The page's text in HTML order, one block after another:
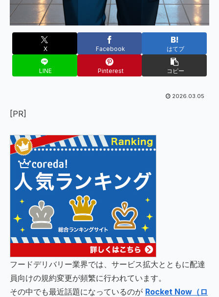
X Facebook はてブ
LINE Pinterest コピー
2026.03.05
[PR]
フードデリバリー業界では、サービス拡大とともに配達
員向けの規約変更が頻繁に行われています。
その中でも最近話題になっているのが Rocket Now（ロ